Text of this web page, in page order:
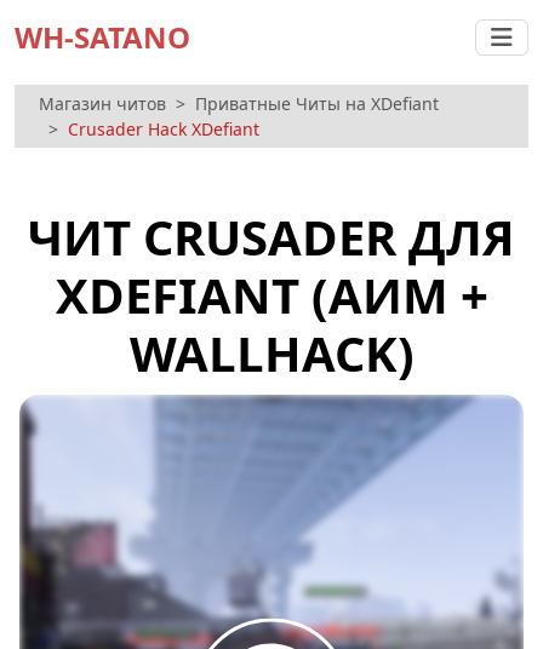
WH-SATANO
Магазин читов
Приватные Читы на XDefiant
Crusader Hack XDefiant
ЧИТ CRUSADER ДЛЯ
XDEFIANT (АИМ +
WALLHACK)